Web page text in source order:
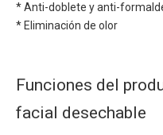
* Anti-doblete y anti-
* Eliminación de olor
Funciones del
facial desechable